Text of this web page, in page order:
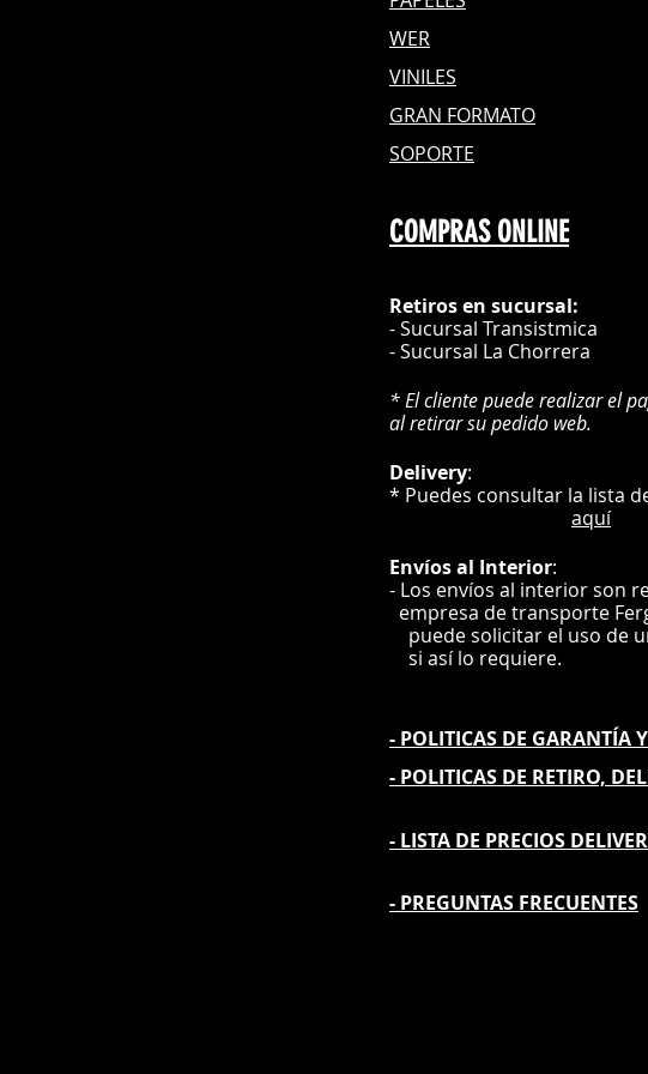
WER
VINILES
GRAN FORMATO
SOPORTE
COMPRAS ONLINE
Retiros en sucursal:
- Sucursal Transistmica
- Sucursal La Chorrera
* El cliente puede realizar el
al retirar su pedido web.
Delivery:
* Puedes consultar la
aquí
Envíosal Interior:
- Los envíos al interior son
empresa de transporte
puede solicitar el uso
si así lo requiere.
- POLITICAS DE GARANTÍA
- POLITICAS DE RETIRO,
- LISTA DE PRECIOS
- PREGUNTAS FRECUENTES